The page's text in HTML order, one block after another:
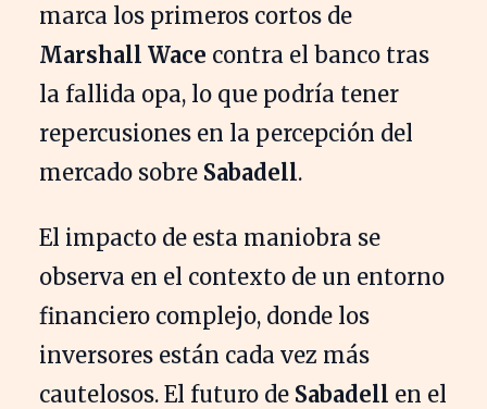
marca los primeros cortos de
Marshall Wace contra el banco tras
la fallida opa, lo que podría tener
repercusiones en la percepción del
mercado sobre Sabadell.
El impacto de esta maniobra se
observa en el contexto de un entorno
financiero complejo, donde los
inversores están cada vez más
cautelosos. El futuro de Sabadell en el